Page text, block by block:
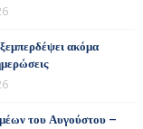
ακόμα
του Αυγούστου –